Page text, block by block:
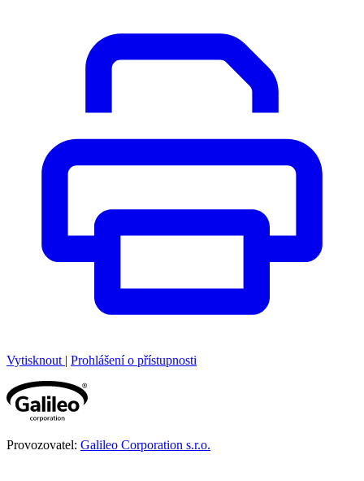
Vytisknout | Prohlášení o přístupnosti
Provozovatel: Galileo Corporation s.r.o.